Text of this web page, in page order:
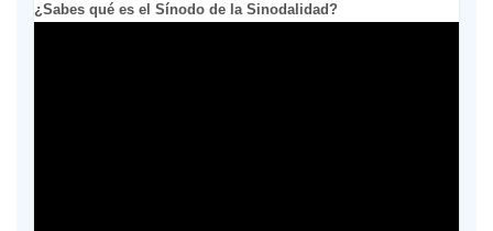
¿Sabes qué es el Sínodo de la Sinodalidad?